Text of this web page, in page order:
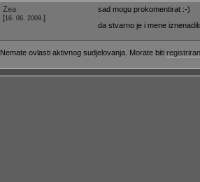
Zea
[16. 06. 2009. ]
sad mogu prokomentirat :-)
da stvarno je i mene
Nemate ovlasti aktivnog sudjelovanja. Morate biti